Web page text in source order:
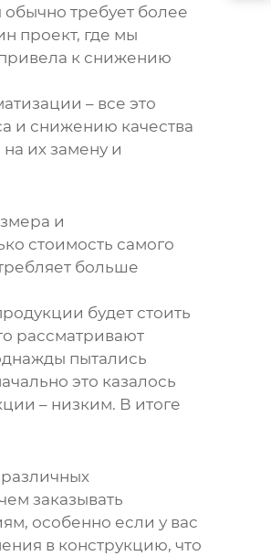
требует более
проект, где мы
привела к снижению
– все это
и снижению качества
их замену и
и
стоимость самого
больше
будет стоить
рассматривают
пытались
это казалось
– низким. В итоге
различных
заказывать
особенно если у вас
в конструкцию, что